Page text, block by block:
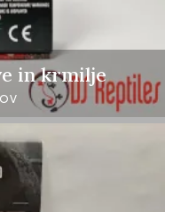
in krmilje